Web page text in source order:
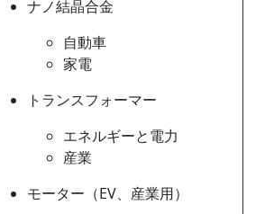
ナノ結晶合金
自動車
家電
トランスフォーマー
エネルギーと電力
産業
モーター（EV、産業用）